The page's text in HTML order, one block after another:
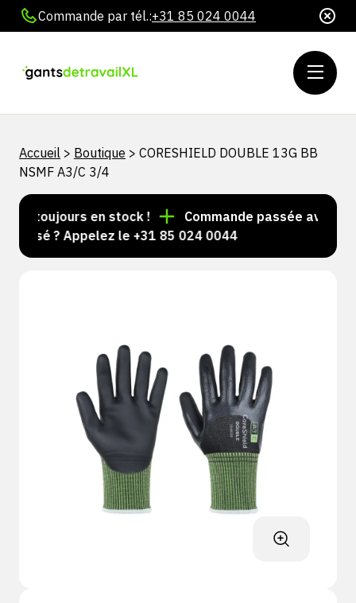
Commande par tél.:+31 85 024 0044
Accueil > Boutique > CORESHIELD DOUBLE 13G BB
NSMF A3/C 3/4
toujours en stock !
Commande passée avant 15
? Appelez le +31 85 024 0044